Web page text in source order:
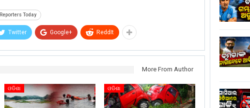
Reporters Today
Twitter Google+ ReddIt
More From Author
ଓଡିଶା ଓଡିଶା